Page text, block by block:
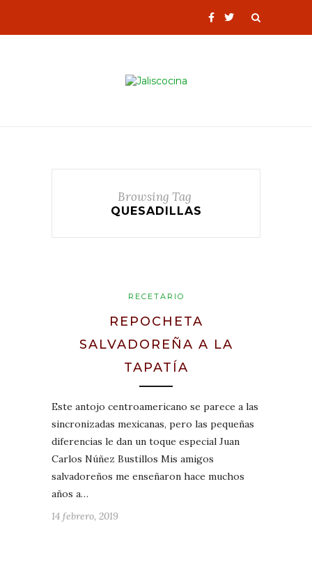
Browsing Tag
QUESADILLAS
RECETARIO
REPOCHETA
SALVADOREÑA A LA
TAPATÍA
Este antojo centroamericano se parece a las
sincronizadas mexicanas, pero las pequeñas
diferencias le dan un toque especial Juan
Carlos Núñez Bustillos Mis amigos
salvadoreños me enseñaron hace muchos
años a…
14 febrero, 2019